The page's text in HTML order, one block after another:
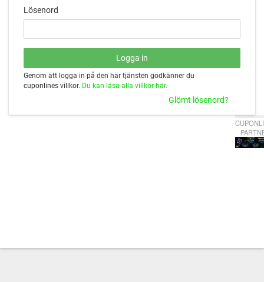
Lösenord
Genom att logga in på den här tjänsten godkänner du
cuponlines villkor. Du kan läsa alla villkor här.
Glömt lösenord?